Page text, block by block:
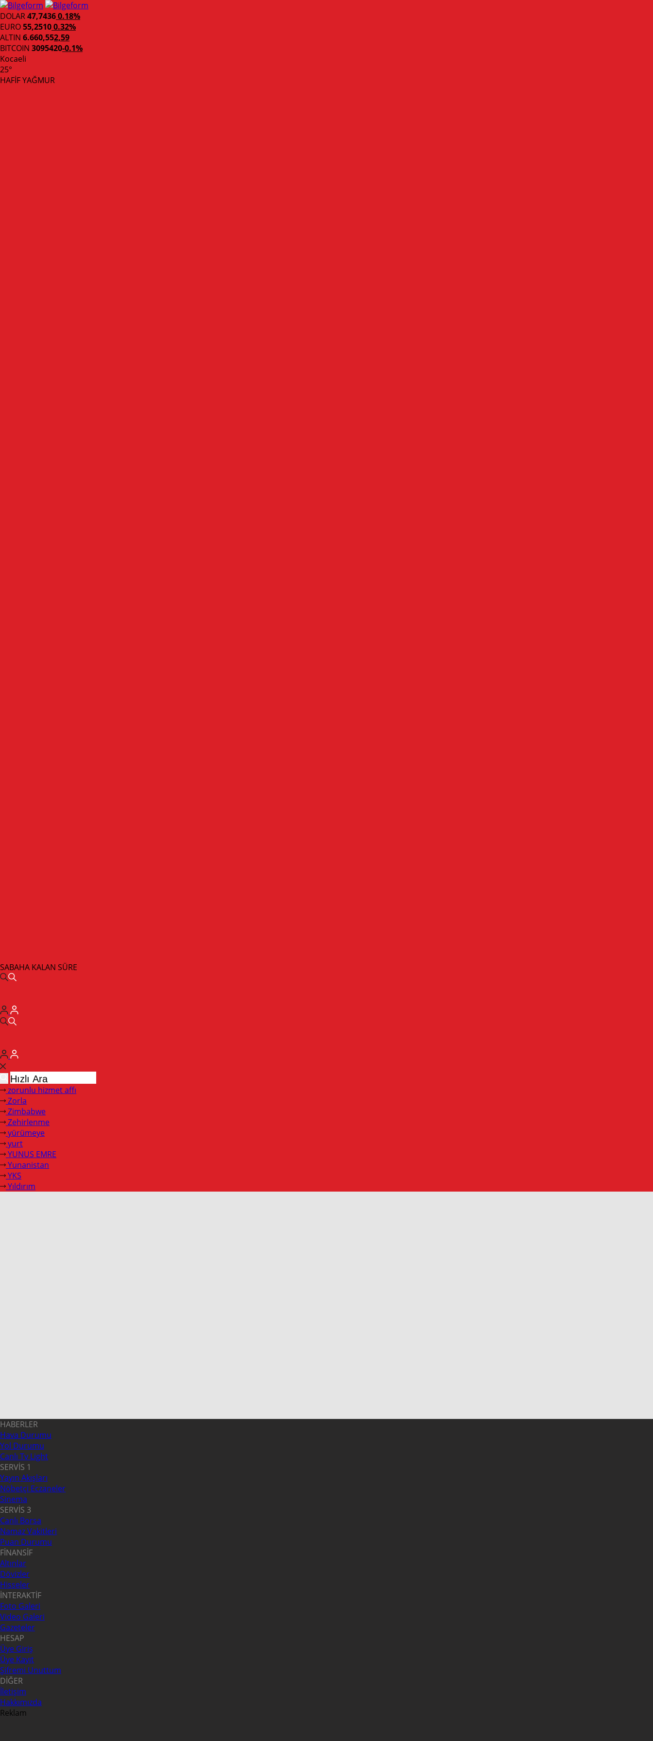
DOLAR47,74360.18%
EURO55,25100.32%
ALTIN 6.660,552,59
BITCOIN 3095420-0.1%
Kocaeli
25°
HAFİF YAĞMUR
SABAHA KALAN SÜRE
zorunlu hizmet affı
Zorla
Zimbabwe
Zehirlenme
yürümeye
yurt
YUNUS EMRE
Yunanistan
YKS
Yıldırım
HABERLER
Hava Durumu
Yol Durumu
Canlı Tv Light
SERVİS 1
Yayın Akışları
Nöbetçi Eczaneler
Sinema
SERVİS 3
Canlı Borsa
Namaz Vakitleri
Puan Durumu
FİNANSİF
Altınlar
Dövizler
Hisseler
İNTERAKTİF
Foto Galeri
Video Galeri
Gazeteler
HESAP
Üye Giriş
Üye Kayıt
Şifremi Unuttum
DİĞER
İletişim
Hakkımızda
Reklam